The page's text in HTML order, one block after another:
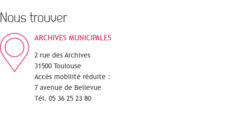
Nous trouver
ARCHIVES MUNICIPALES
2 rue des Archives
31500 Toulouse
Accès mobilité réduite :
7 avenue de Bellevue
Tél. 05 36 25 23 80